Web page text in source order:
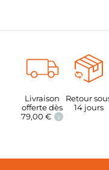
Modèle :Ray-Ban
Total
Etui de la
Délai
Livraison
offerte dès
79,00€ i
Retour
14 jours